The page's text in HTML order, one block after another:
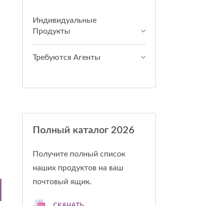
Индивидуальные
Продукты
Требуются Агенты
Полный каталог 2026
Получите полный список
наших продуктов на ваш
почтовый ящик.